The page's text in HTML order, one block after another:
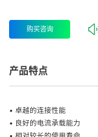
购买咨询
产品特点
• 卓越的连接性能
• 良好的电流承载能力